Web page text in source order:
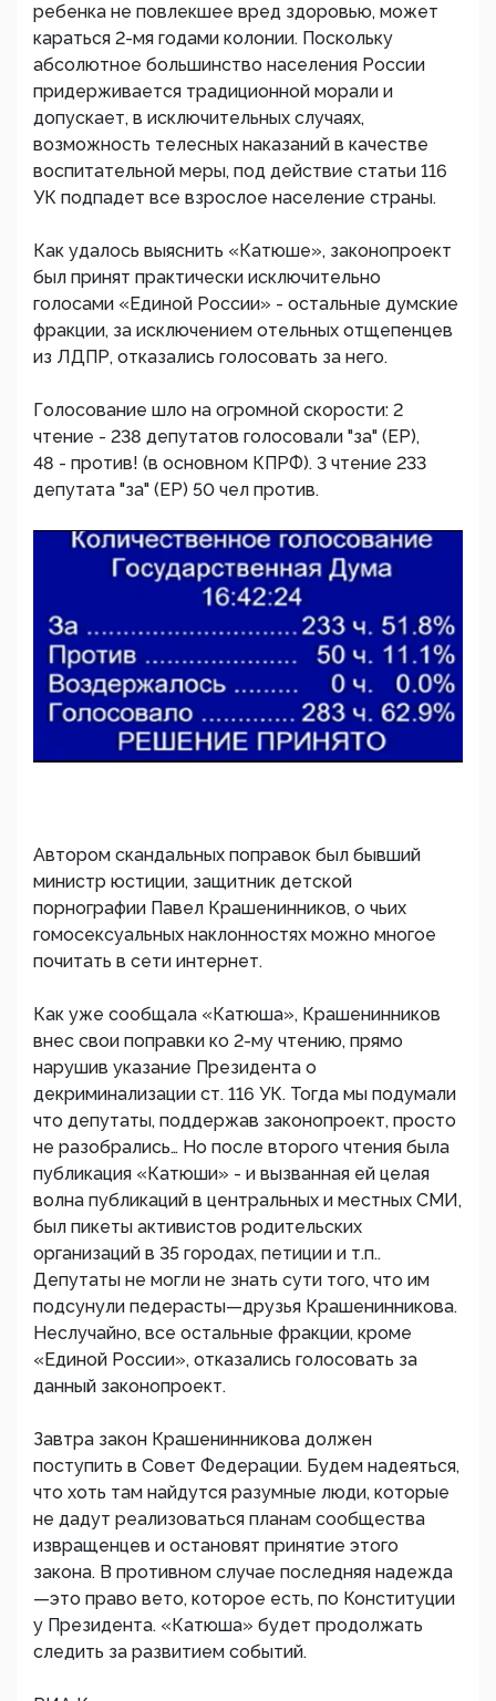
ребенка не повлекшее вред здоровью, может
караться 2-мя годами колонии. Поскольку
абсолютное большинство населения России
придерживается традиционной морали и
допускает, в исключительных случаях,
возможность телесных наказаний в качестве
воспитательной меры, под действие статьи 116
УК подпадет все взрослое население страны.
Как удалось выяснить «Катюше», законопроект
был принят практически исключительно
голосами «Единой России» - остальные думские
фракции, за исключением отельных отщепенцев
из ЛДПР, отказались голосовать за него.
Голосование шло на огромной скорости: 2
чтение - 238 депутатов голосовали "за" (ЕР),
48 - против! (в основном КПРФ). 3 чтение 233
депутата "за" (ЕР) 50 чел против.
Автором скандальных поправок был бывший
министр юстиции, защитник детской
порнографии Павел Крашенинников, о чьих
гомосексуальных наклонностях можно многое
почитать в сети интернет.
Как уже сообщала «Катюша», Крашенинников
внес свои поправки ко 2-му чтению, прямо
нарушив указание Президента о
декриминализации ст. 116 УК. Тогда мы подумали
что депутаты, поддержав законопроект, просто
не разобрались… Но после второго чтения была
публикация «Катюши» - и вызванная ей целая
волна публикаций в центральных и местных СМИ,
был пикеты активистов родительских
организаций в 35 городах, петиции и т.п..
Депутаты не могли не знать сути того, что им
подсунули педерасты—друзья Крашенинникова.
Неслучайно, все остальные фракции, кроме
«Единой России», отказались голосовать за
данный законопроект.
Завтра закон Крашенинникова должен
поступить в Совет Федерации. Будем надеяться,
что хоть там найдутся разумные люди, которые
не дадут реализоваться планам сообщества
извращенцев и остановят принятие этого
закона. В противном случае последняя надежда
—это право вето, которое есть, по Конституции
у Президента. «Катюша» будет продолжать
следить за развитием событий.